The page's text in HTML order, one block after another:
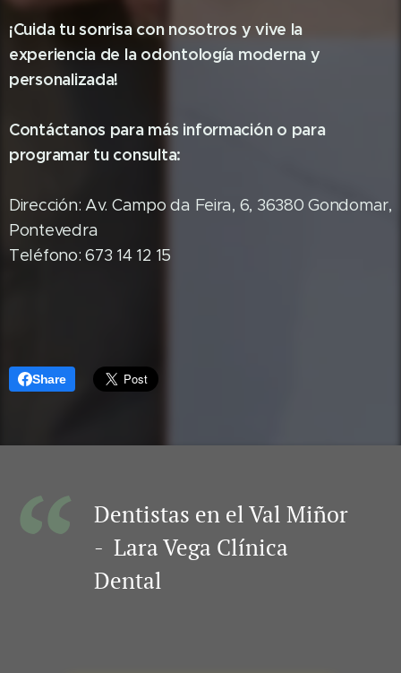
¡Cuida tu sonrisa con nosotros y vive la
experiencia de la odontología moderna y
personalizada!
Contáctanos para más información o para
programar tu consulta:
Dirección: Av. Campo da Feira, 6, 36380 Gondomar,
Pontevedra
Teléfono: 673 14 12 15
Share
Dentistas en el Val Miñor
- Lara Vega Clínica
Dental